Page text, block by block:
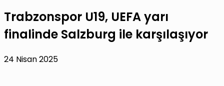
Trabzonspor U19, UEFA yarı
finalinde Salzburg ile karşılaşıyor
24 Nisan 2025